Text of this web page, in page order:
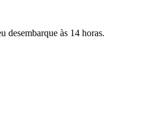
desembarque às 14 horas.